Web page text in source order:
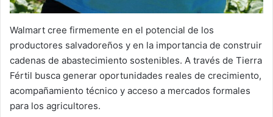
Walmart cree firmemente en el potencial de los
productores salvadoreños y en la importancia de construir
cadenas de abastecimiento sostenibles. A través de Tierra
Fértil busca generar oportunidades reales de crecimiento,
acompañamiento técnico y acceso a mercados formales
para los agricultores.